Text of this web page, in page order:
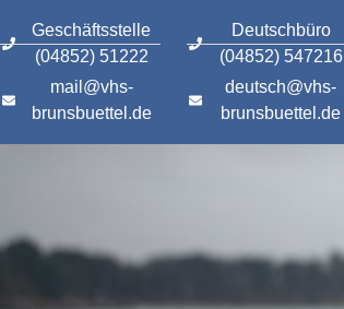
Geschäftsstelle
(04852) 51222
mail@vhs-
brunsbuettel.de
Deutschbüro
(04852) 547216
deutsch@vhs-
brunsbuettel.de